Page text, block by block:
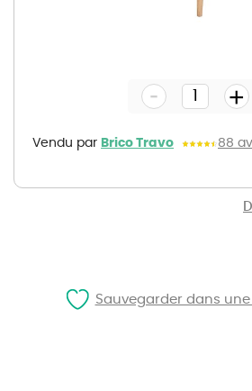
gallery
Vendu par Brico Travo 88
- +
Sauvegarder dans